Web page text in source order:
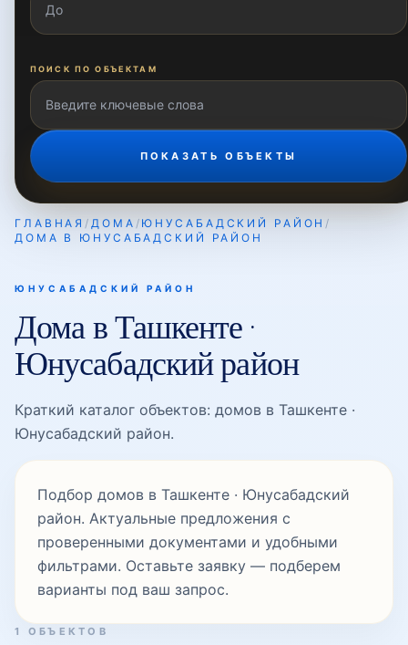
Кулолкургон
Матонат
Универсам
Уста Ширин
ПОИСК ПО ОБЪЕКТАМ
ПОКАЗАТЬ ОБЪЕКТЫ
ГЛАВНАЯ /ДОМА / ЮНУСАБАДСКИЙ РАЙОН /
ДОМА В ЮНУСАБАДСКИЙ РАЙОН
ЮНУСАБАДСКИЙ РАЙОН
Дома в Ташкенте ·
Юнусабадский район
Краткий каталог объектов: домов в Ташкенте ·
Юнусабадский район.
Подбор домов в Ташкенте · Юнусабадский
район. Актуальные предложения с
проверенными документами и удобными
фильтрами. Оставьте заявку — подберем
варианты под ваш запрос.
1 ОБЪЕКТОВ